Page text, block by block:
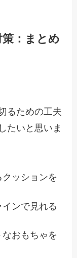
：まとめ
るための工夫
たいと思いま
ッションを
ンで見れる
おもちゃを